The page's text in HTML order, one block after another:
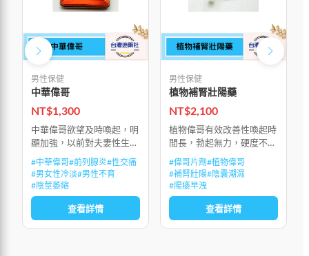
男性保健
中華偉哥
NT$1,300
中華偉哥欲望及時喚起，明
顯加強，以前對夫妻性生活
的懼怕感，隨時被沖動所替
代，能多次射精並達到多次
高潮，房事後能迅速生長補
充精子，不會因精歇而產生
疲勞感和影響腎功
#中華偉哥#前列腺炎#性交痛
#男女性冷淡#男性不育
#陰莖萎縮
查看詳情
男性保健
植物補腎壯陽藥
NT$2,100
植物偉哥有效改善性喚起時
間長，勃起無力，硬度不
夠，陽痿早洩，性生活持續
時間不夠，興奮和敏感度
低，性生活質量低下，射精
無力，射精疼痛，前列腺
炎，前列腺增生，陰
#偉哥片劑#植物偉哥
#補腎壯陽#陰囊潮濕
#陽痿早洩
查看詳情